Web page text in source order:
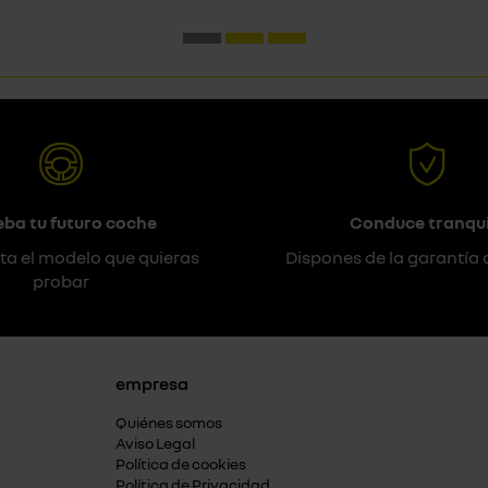
tu futuro coche
el modelo que quieras
probar
Conduce
Dispones de la garantía
empresa
Quiénes somos
Aviso Legal
Política de cookies
Política de Privacidad